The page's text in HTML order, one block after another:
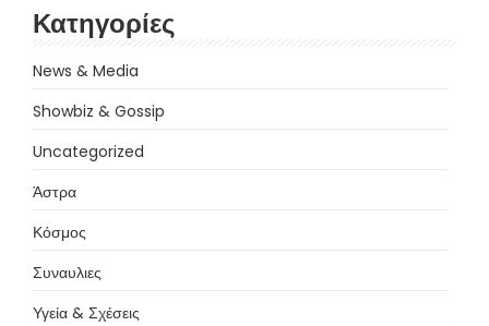
Κατηγορίες
News & Media
Showbiz & Gossip
Uncategorized
Άστρα
Κόσμος
Συναυλιες
Υγεία & Σχέσεις